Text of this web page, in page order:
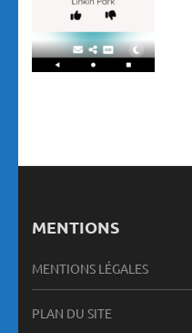
MENTIONS
MENTIONS LÉGALES
PLAN DU SITE